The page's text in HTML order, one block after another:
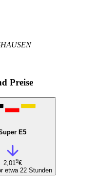
Preise
E5
2,019€
etwa 22 Stunden